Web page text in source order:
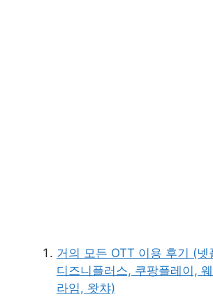
거의 모든 OTT 이용 후기 (넷
디즈니플러스, 쿠팡플레이,
라임, 왓챠)